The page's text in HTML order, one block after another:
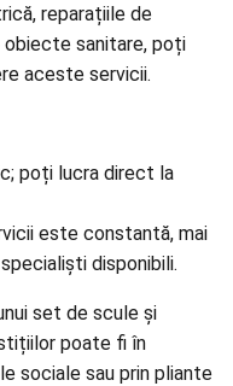
reparațiile de
obiecte sanitare, poți
aceste servicii.
poți lucra direct la
este constantă, mai
disponibili.
set de scule și
poate fi în
sociale sau prin pliante